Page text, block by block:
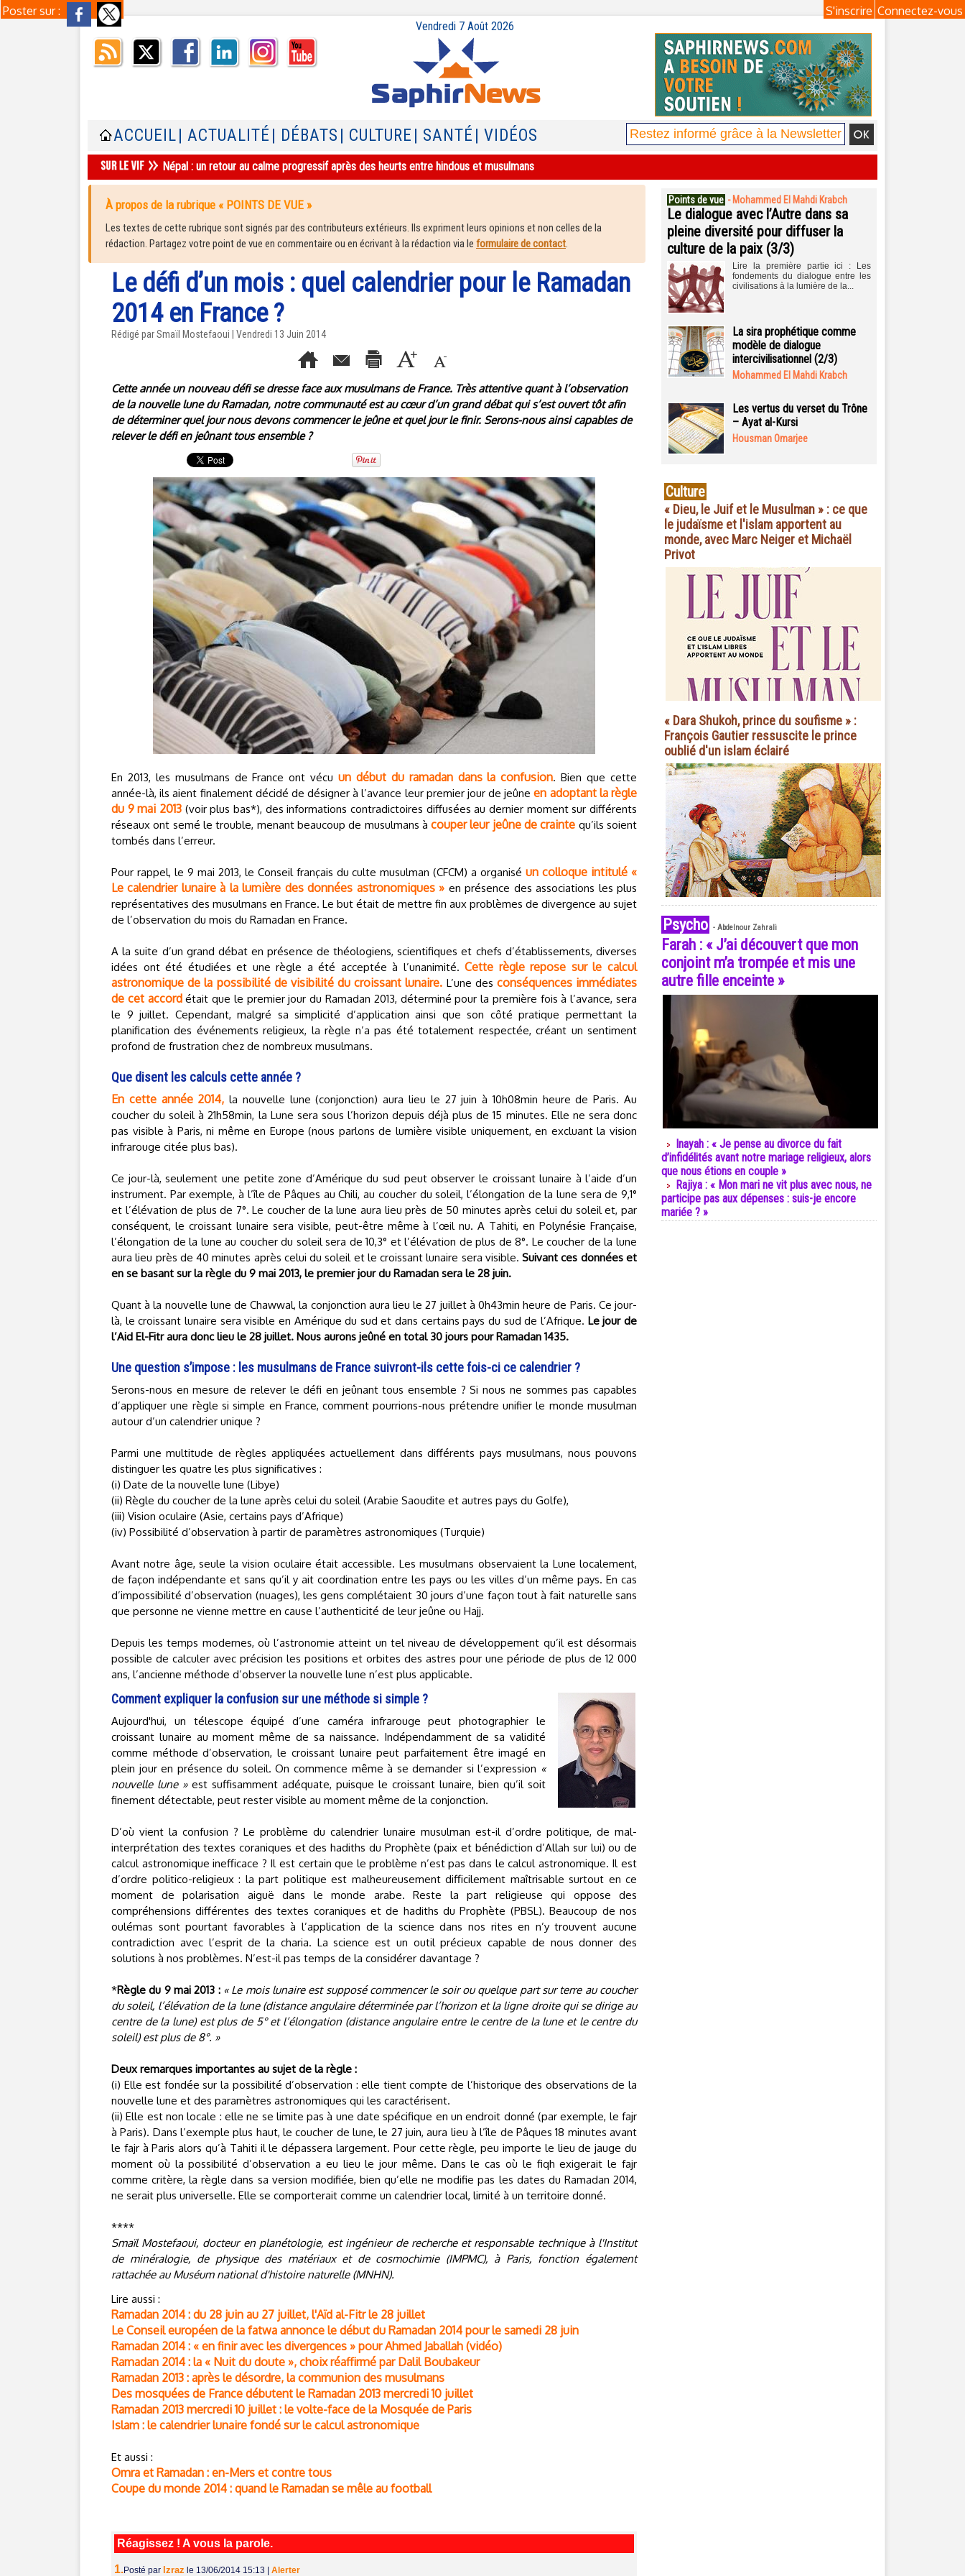
Poster sur : Connectez-vous
S'inscrire
Vendredi 7 Août 2026
ACCUEIL | ACTUALITÉ | DÉBATS | CULTURE | SANTÉ | VIDÉOS
Népal : un retour au calme progressif après des heurts entre hindous et musulmans
À propos de la rubrique « POINTS DE VUE »
Les textes de cette rubrique sont signés par des contributeurs extérieurs. Ils expriment leurs opinions et non celles de la
rédaction. Partagez votre point de vue en commentaire ou en écrivant à la rédaction via le formulaire de contact.
Le défi d’un mois : quel calendrier pour le Ramadan
2014 en France ?
Rédigé par Smaïl Mostefaoui | Vendredi 13 Juin 2014
Cette année un nouveau défi se dresse face aux musulmans de France. Très attentive quant à l’observation
de la nouvelle lune du Ramadan, notre communauté est au cœur d’un grand débat qui s’est ouvert tôt afin
de déterminer quel jour nous devons commencer le jeûne et quel jour le finir. Serons-nous ainsi capables de
relever le défi en jeûnant tous ensemble ?
En 2013, les musulmans de France ont vécuun début du ramadan dans la confusion. Bien que cette
année-là, ils aient finalement décidé de désigner à l’avance leur premier jour de jeûneen adoptant la règle
du 9 mai 2013 (voir plus bas*), des informations contradictoires diffusées au dernier moment sur différents
réseaux ont semé le trouble, menant beaucoup de musulmans àcouper leur jeûne de crainte qu’ils soient
tombés dans l’erreur.
Pour rappel, le 9 mai 2013, le Conseil français du culte musulman (CFCM) a organiséun colloque intitulé «
Le calendrier lunaire à la lumière des données astronomiques » en présence des associations les plus
représentatives des musulmans en France. Le but était de mettre fin aux problèmes de divergence au sujet
de l’observation du mois du Ramadan en France.
A la suite d’un grand débat en présence de théologiens, scientifiques et chefs d’établissements, diverses
idées ont été étudiées et une règle a été acceptée à l’unanimité.Cette règle repose sur le calcul
astronomique de la possibilité de visibilité du croissant lunaire. L’une des conséquences immédiates
de cet accordétait que le premier jour du Ramadan 2013, déterminé pour la première fois à l’avance, sera
le 9 juillet. Cependant, malgré sa simplicité d’application ainsi que son côté pratique permettant la
planification des événements religieux, la règle n’a pas été totalement respectée, créant un sentiment
profond de frustration chez de nombreux musulmans.
Que disent les calculs cette année ?
En cette année 2014, la nouvelle lune (conjonction) aura lieu le 27 juin à 10h08min heure de Paris. Au
coucher du soleil à 21h58min, la Lune sera sous l’horizon depuis déjà plus de 15 minutes. Elle ne sera donc
pas visible à Paris, ni même en Europe (nous parlons de lumière visible uniquement, en excluant la vision
infrarouge citée plus bas).
Ce jour-là, seulement une petite zone d’Amérique du sud peut observer le croissant lunaire à l’aide d’un
instrument. Par exemple, à l’île de Pâques au Chili, au coucher du soleil, l’élongation de la lune sera de 9,1°
et l’élévation de plus de 7°. Le coucher de la lune aura lieu près de 50 minutes après celui du soleil et, par
conséquent, le croissant lunaire sera visible, peut-être même à l’œil nu. A Tahiti, en Polynésie Française,
l’élongation de la lune au coucher du soleil sera de 10,3° et l’élévation de plus de 8°. Le coucher de la lune
aura lieu près de 40 minutes après celui du soleil et le croissant lunaire sera visible.Suivant ces données et
en se basant sur la règle du 9 mai 2013, le premier jour du Ramadan sera le 28 juin.
Quant à la nouvelle lune de Chawwal, la conjonction aura lieu le 27 juillet à 0h43min heure de Paris. Ce jour-
là, le croissant lunaire sera visible en Amérique du sud et dans certains pays du sud de l’Afrique. Le jour de
l’Aid El-Fitr aura donc lieu le 28 juillet. Nous aurons jeûné en total 30 jours pour Ramadan 1435.
Une question s’impose : les musulmans de France suivront-ils cette fois-ci ce calendrier ?
Serons-nous en mesure de relever le défi en jeûnant tous ensemble ? Si nous ne sommes pas capables
d’appliquer une règle si simple en France, comment pourrions-nous prétendre unifier le monde musulman
autour d’un calendrier unique ?
Parmi une multitude de règles appliquées actuellement dans différents pays musulmans, nous pouvons
distinguer les quatre les plus significatives :
(i) Date de la nouvelle lune (Libye)
(ii) Règle du coucher de la lune après celui du soleil (Arabie Saoudite et autres pays du Golfe),
(iii) Vision oculaire (Asie, certains pays d’Afrique)
(iv) Possibilité d’observation à partir de paramètres astronomiques (Turquie)
Avant notre âge, seule la vision oculaire était accessible. Les musulmans observaient la Lune localement,
de façon indépendante et sans qu’il y ait coordination entre les pays ou les villes d’un même pays. En cas
d’impossibilité d’observation (nuages), les gens complétaient 30 jours d’une façon tout à fait naturelle sans
que personne ne vienne mettre en cause l’authenticité de leur jeûne ou Hajj.
Depuis les temps modernes, où l’astronomie atteint un tel niveau de développement qu’il est désormais
possible de calculer avec précision les positions et orbites des astres pour une période de plus de 12 000
ans, l’ancienne méthode d’observer la nouvelle lune n’est plus applicable.
Comment expliquer la confusion sur une méthode si simple ?
Aujourd'hui, un télescope équipé d’une caméra infrarouge peut photographier le
croissant lunaire au moment même de sa naissance. Indépendamment de sa validité
comme méthode d’observation, le croissant lunaire peut parfaitement être imagé en
plein jour en présence du soleil. On commence même à se demander si l’expression «
nouvelle lune »est suffisamment adéquate, puisque le croissant lunaire, bien qu’il soit
finement détectable, peut rester visible au moment même de la conjonction.
D’où vient la confusion ? Le problème du calendrier lunaire musulman est-il d’ordre politique, de mal-
interprétation des textes coraniques et des hadiths du Prophète (paix et bénédiction d’Allah sur lui) ou de
calcul astronomique inefficace ? Il est certain que le problème n’est pas dans le calcul astronomique. Il est
d’ordre politico-religieux : la part politique est malheureusement difficilement maîtrisable surtout en ce
moment de polarisation aiguë dans le monde arabe. Reste la part religieuse qui oppose des
compréhensions différentes des textes coraniques et de hadiths du Prophète (PBSL). Beaucoup de nos
oulémas sont pourtant favorables à l’application de la science dans nos rites en n’y trouvent aucune
contradiction avec l’esprit de la charia. La science est un outil précieux capable de nous donner des
solutions à nos problèmes. N’est-il pas temps de la considérer davantage ?
*Règle du 9 mai 2013 : « Le mois lunaire est supposé commencer le soir ou quelque part sur terre au coucher
du soleil, l’élévation de la lune (distance angulaire déterminée par l’horizon et la ligne droite qui se dirige au
centre de la lune) est plus de 5° et l’élongation (distance angulaire entre le centre de la lune et le centre du
soleil) est plus de 8°. »
Deux remarques importantes au sujet de la règle :
(i) Elle est fondée sur la possibilité d’observation : elle tient compte de l’historique des observations de la
nouvelle lune et des paramètres astronomiques qui les caractérisent.
(ii) Elle est non locale : elle ne se limite pas à une date spécifique en un endroit donné (par exemple, le fajr
à Paris). Dans l’exemple plus haut, le coucher de lune, le 27 juin, aura lieu à l’île de Pâques 18 minutes avant
le fajr à Paris alors qu’à Tahiti il le dépassera largement. Pour cette règle, peu importe le lieu de jauge du
moment où la possibilité d’observation a eu lieu le jour même. Dans le cas où le fiqh exigerait le fajr
comme critère, la règle dans sa version modifiée, bien qu’elle ne modifie pas les dates du Ramadan 2014,
ne serait plus universelle. Elle se comporterait comme un calendrier local, limité à un territoire donné.
****
Smaïl Mostefaoui, docteur en planétologie, est ingénieur de recherche et responsable technique à l'Institut
de minéralogie, de physique des matériaux et de cosmochimie (IMPMC), à Paris, fonction également
rattachée au Muséum national d'histoire naturelle (MNHN).
Lire aussi :
Ramadan 2014 : du 28 juin au 27 juillet, l'Aïd al-Fitr le 28 juillet
Le Conseil européen de la fatwa annonce le début du Ramadan 2014 pour le samedi 28 juin
Ramadan 2014 : « en finir avec les divergences » pour Ahmed Jaballah (vidéo)
Ramadan 2014 : la « Nuit du doute », choix réaffirmé par Dalil Boubakeur
Ramadan 2013 : après le désordre, la communion des musulmans
Des mosquées de France débutent le Ramadan 2013 mercredi 10 juillet
Ramadan 2013 mercredi 10 juillet : le volte-face de la Mosquée de Paris
Islam : le calendrier lunaire fondé sur le calcul astronomique
Et aussi :
Omra et Ramadan : en-Mers et contre tous
Coupe du monde 2014 : quand le Ramadan se mêle au football
Réagissez ! A vous la parole.
1.Posté par lzraz le 13/06/2014 15:13 Alerter
Points de vue - Mohammed El Mahdi Krabch
Le dialogue avec l’Autre dans sa
pleine diversité pour diffuser la
culture de la paix (3/3)
Lire la première partie ici : Les
fondements du dialogue entre les
civilisations à la lumière de la...
La sira prophétique comme
modèle de dialogue
intercivilisationnel (2/3)
Mohammed El Mahdi Krabch
Les vertus du verset du Trône
– Ayat al-Kursi
Housman Omarjee
Culture
« Dieu, le Juif et le Musulman » : ce que
le judaïsme et l'islam apportent au
monde, avec Marc Neiger et Michaël
Privot
« Dara Shukoh, prince du soufisme » :
François Gautier ressuscite le prince
oublié d'un islam éclairé
Psycho - Abdelnour Zahrali
Farah : « J’ai découvert que mon
conjoint m’a trompée et mis une
autre fille enceinte »
Inayah : « Je pense au divorce du fait
d’infidélités avant notre mariage religieux, alors
que nous étions en couple »
Rajiya : « Mon mari ne vit plus avec nous, ne
participe pas aux dépenses : suis-je encore
mariée ? »